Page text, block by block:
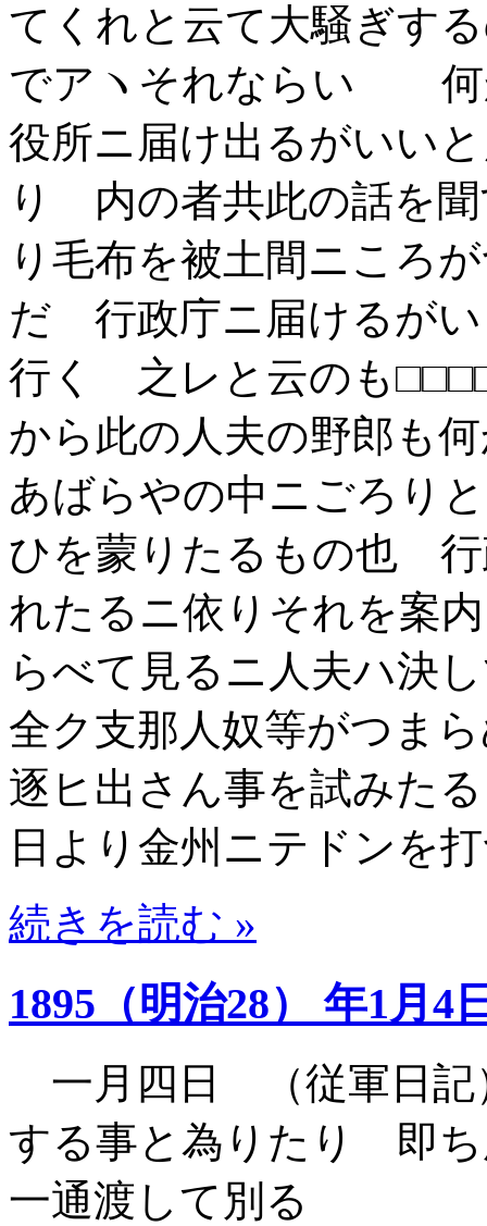
てくれと云て大騒ぎす
でアヽそれならいゝ 何
役所ニ届け出るがいい
り 内の者共此の話を
り毛布を被土間ニころ
だ 行政庁ニ届けるがい
行く 之レと云のも
から此の人夫の野郎も
あばらやの中ニごろり
ひを蒙りたるもの也 行
れたるニ依りそれを案
らべて見るニ人夫ハ決
全ク支那人奴等がつま
逐ヒ出さん事を試みた
日より金州ニテドンを
続きを読む »
1895（明治28） 年1月4
一月四日 （従軍日記
する事と為りたり 即ち
一通渡して別る